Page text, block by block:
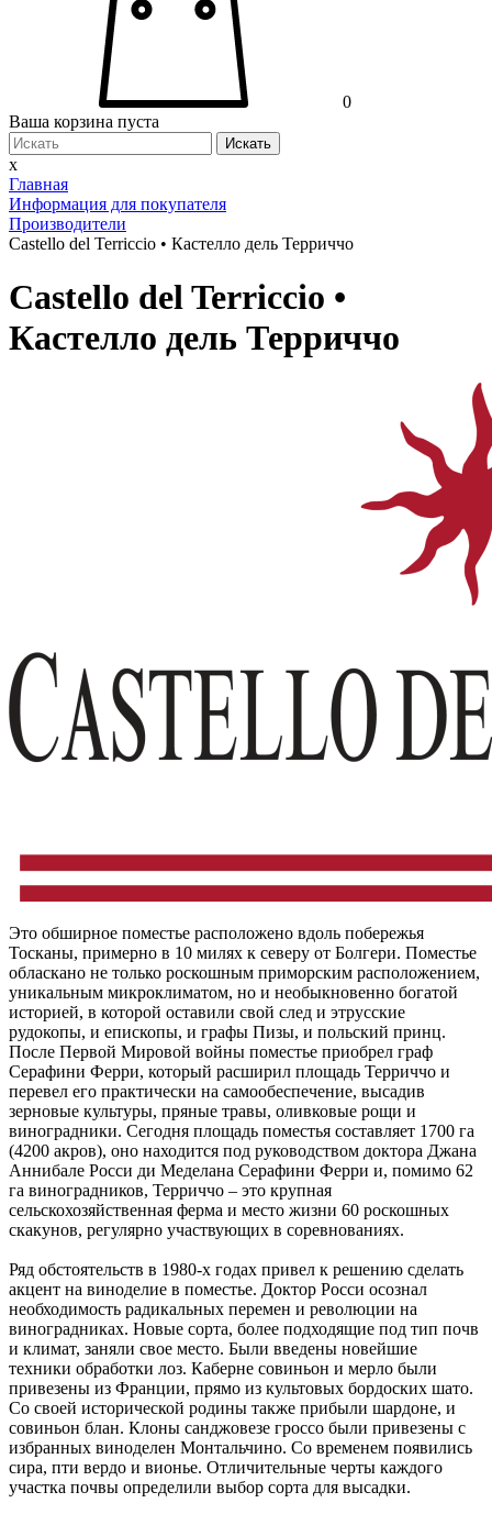
0
Ваша корзина пуста
Искать
x
Главная
Информация для покупателя
Производители
Castello del Terriccio • Кастелло дель Терриччо
Castello del Terriccio •
Кастелло дель Терриччо
Это обширное поместье расположено вдоль побережья
Тосканы, примерно в 10 милях к северу от Болгери. Поместье
обласкано не только роскошным приморским расположением,
уникальным микроклиматом, но и необыкновенно богатой
историей, в которой оставили свой след и этрусские
рудокопы, и епископы, и графы Пизы, и польский принц.
После Первой Мировой войны поместье приобрел граф
Серафини Ферри, который расширил площадь Терриччо и
перевел его практически на самообеспечение, высадив
зерновые культуры, пряные травы, оливковые рощи и
виноградники. Сегодня площадь поместья составляет 1700 га
(4200 акров), оно находится под руководством доктора Джана
Аннибале Росси ди Меделана Серафини Ферри и, помимо 62
га виноградников, Терриччо – это крупная
сельскохозяйственная ферма и место жизни 60 роскошных
скакунов, регулярно участвующих в соревнованиях.
Ряд обстоятельств в 1980-х годах привел к решению сделать
акцент на виноделие в поместье. Доктор Росси осознал
необходимость радикальных перемен и революции на
виноградниках. Новые сорта, более подходящие под тип почв
и климат, заняли свое место. Были введены новейшие
техники обработки лоз. Каберне совиньон и мерло были
привезены из Франции, прямо из культовых бордоских шато.
Со своей исторической родины также прибыли шардоне, и
совиньон блан. Клоны санджовезе гроссо были привезены с
избранных виноделен Монтальчино. Со временем появились
сира, пти вердо и вионье. Отличительные черты каждого
участка почвы определили выбор сорта для высадки.